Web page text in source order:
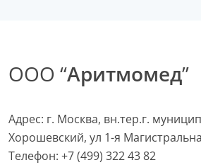
ООО “Аритмомед”
Адрес: г. Москва, вн.тер.г.
Хорошевский, ул 1-я
Телефон: +7 (499) 322 43 82